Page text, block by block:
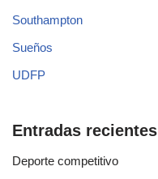
Southampton
Sueños
UDFP
Entradas recientes
Deporte competitivo